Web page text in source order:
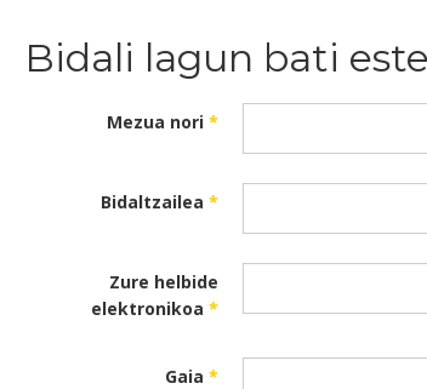
Bidali lagun bati
Mezua nori *
Bidaltzailea *
Zure helbide
elektronikoa *
Gaia *